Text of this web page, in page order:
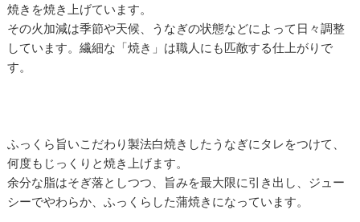
焼きを焼き上げています。
その火加減は季節や天候、うなぎの状態などによって日々調整
しています。繊細な「焼き」は職人にも匹敵する仕上がりで
す。
ふっくら旨いこだわり製法白焼きしたうなぎにタレをつけて、
何度もじっくりと焼き上げます。
余分な脂はそぎ落としつつ、旨みを最大限に引き出し、ジュー
シーでやわらか、ふっくらした蒲焼きになっています。